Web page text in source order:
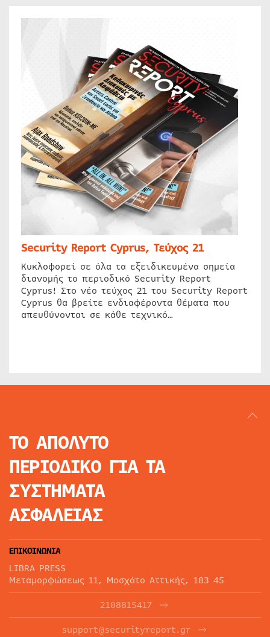
Security Report Cyprus, Τεύχος 21
Κυκλοφορεί σε όλα τα εξειδικευμένα σημεία
διανομής το περιοδικό Security Report
Cyprus! Στο νέο τεύχος 21 του Security Report
Cyprus θα βρείτε ενδιαφέροντα θέματα που
απευθύνονται σε κάθε τεχνικό…
ΤΟ ΑΠΟΛΥΤΟ
ΠΕΡΙΟΔΙΚΟ ΓΙΑ ΤΑ
ΣΥΣΤΗΜΑΤΑ
ΑΣΦΑΛΕΙΑΣ
ΕΠΙΚΟΙΝΩΝΙΑ
LIBRA PRESS
Μεταμορφώσεως 11, Μοσχάτο Αττικής, 183 45
2108815417
support@securityreport.gr